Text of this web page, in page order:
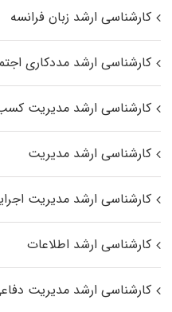
کارشناسی ارشد زبان فرانسه
کارشناسی ارشد مددکاری
کارشناسی ارشد مدیریت
کارشناسی ارشد مدیریت
کارشناسی ارشد مدیریت
کارشناسی ارشد اطلاعات
کارشناسی ارشد مدیریت